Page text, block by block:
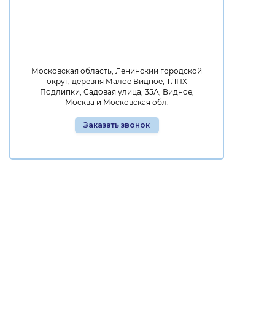
Московская область, Ленинский городской
округ, деревня Малое Видное, ТЛПХ
Подлипки, Садовая улица, 35А, Видное,
Москва и Московская обл.
Заказать звонок